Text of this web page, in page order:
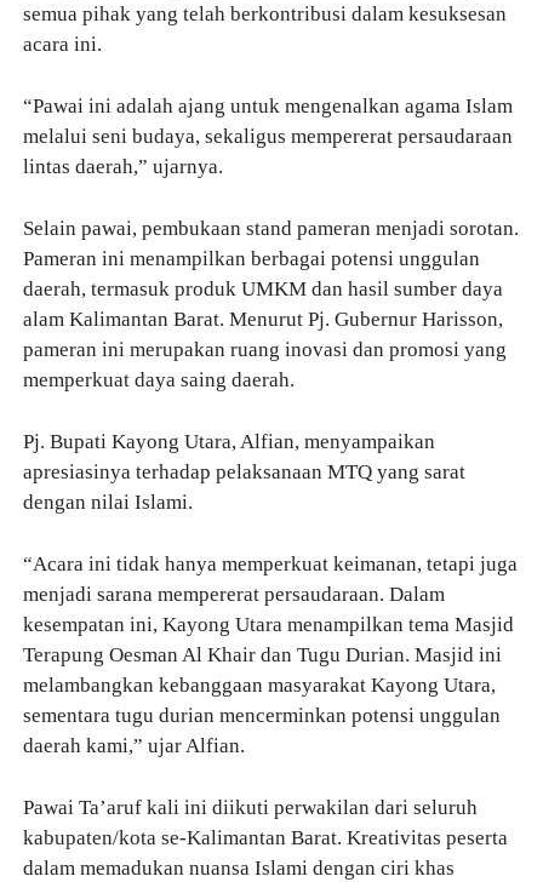
semua pihak yang telah berkontribusi dalam kesuksesan
acara ini.
“Pawai ini adalah ajang untuk mengenalkan agama Islam
melalui seni budaya, sekaligus mempererat persaudaraan
lintas daerah,” ujarnya.
Selain pawai, pembukaan stand pameran menjadi sorotan.
Pameran ini menampilkan berbagai potensi unggulan
daerah, termasuk produk UMKM dan hasil sumber daya
alam Kalimantan Barat. Menurut Pj. Gubernur Harisson,
pameran ini merupakan ruang inovasi dan promosi yang
memperkuat daya saing daerah.
Pj. Bupati Kayong Utara, Alfian, menyampaikan
apresiasinya terhadap pelaksanaan MTQ yang sarat
dengan nilai Islami.
“Acara ini tidak hanya memperkuat keimanan, tetapi juga
menjadi sarana mempererat persaudaraan. Dalam
kesempatan ini, Kayong Utara menampilkan tema Masjid
Terapung Oesman Al Khair dan Tugu Durian. Masjid ini
melambangkan kebanggaan masyarakat Kayong Utara,
sementara tugu durian mencerminkan potensi unggulan
daerah kami,” ujar Alfian.
Pawai Ta’aruf kali ini diikuti perwakilan dari seluruh
kabupaten/kota se-Kalimantan Barat. Kreativitas peserta
dalam memadukan nuansa Islami dengan ciri khas